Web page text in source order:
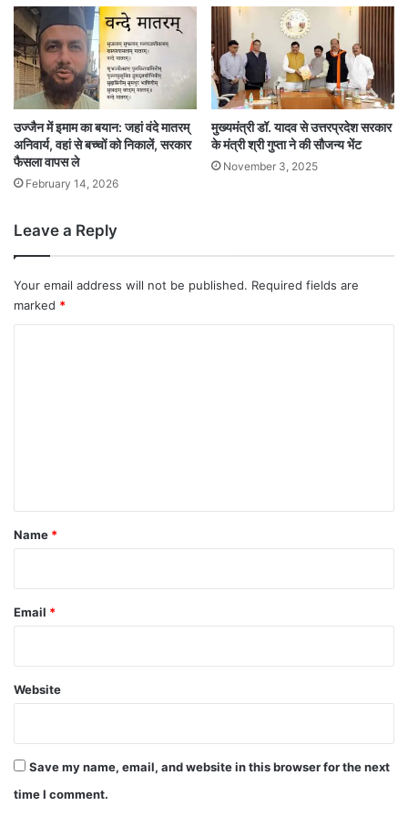
उज्जैन में इमाम का बयान: जहां वंदे मातरम्
अनिवार्य, वहां से बच्चों को निकालें, सरकार
फैसला वापस ले
February 14, 2026
मुख्यमंत्री डॉ. यादव से उत्तरप्रदेश सरकार
के मंत्री श्री गुप्ता ने की सौजन्य भेंट
November 3, 2025
Leave a Reply
Your email address will not be published. Required fields are
marked *
*
Name *
Email *
Website
Save my name, email, and website in this browser for the next
time I comment.